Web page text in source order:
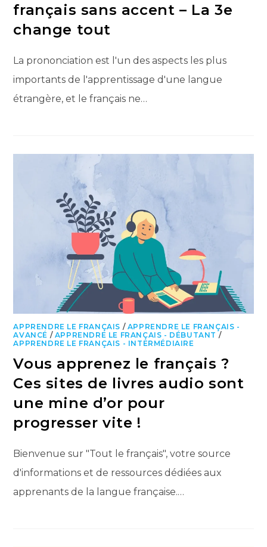
français sans accent – La 3e
change tout
La prononciation est l'un des aspects les plus
importants de l'apprentissage d'une langue
étrangère, et le français ne…
APPRENDRE LE FRANÇAIS / APPRENDRE LE FRANÇAIS -
AVANCÉ / APPRENDRE LE FRANÇAIS - DÉBUTANT /
APPRENDRE LE FRANÇAIS - INTERMÉDIAIRE
Vous apprenez le français ?
Ces sites de livres audio sont
une mine d’or pour
progresser vite !
Bienvenue sur "Tout le français", votre source
d'informations et de ressources dédiées aux
apprenants de la langue française.…